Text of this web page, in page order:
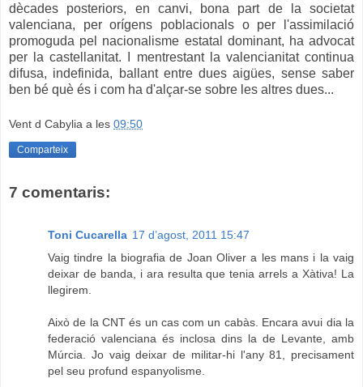
dècades posteriors, en canvi, bona part de la societat
valenciana, per orígens poblacionals o per l'assimilació
promoguda pel nacionalisme estatal dominant, ha advocat
per la castellanitat. I mentrestant la valencianitat continua
difusa, indefinida, ballant entre dues aigües, sense saber
ben bé què és i com ha d'alçar-se sobre les altres dues...
Vent d Cabylia a les 09:50
Comparteix
7 comentaris:
Toni Cucarella 17 d’agost, 2011 15:47
Vaig tindre la biografia de Joan Oliver a les mans i la vaig
deixar de banda, i ara resulta que tenia arrels a Xàtiva! La
llegirem.
Això de la CNT és un cas com un cabàs. Encara avui dia la
federació valenciana és inclosa dins la de Levante, amb
Múrcia. Jo vaig deixar de militar-hi l'any 81, precisament
pel seu profund espanyolisme.